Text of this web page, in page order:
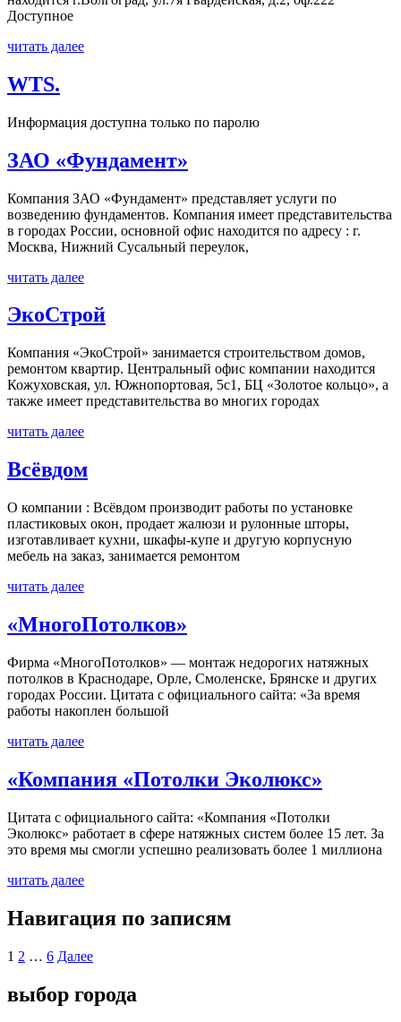
Доступное
читать далее
WTS.
Информация доступна только по паролю
ЗАО «Фундамент»
Компания ЗАО «Фундамент» представляет услуги по
возведению фундаментов. Компания имеет представительства
в городах России, основной офис находится по адресу : г.
Москва, Нижний Сусальный переулок,
читать далее
ЭкоСтрой
Компания «ЭкоСтрой» занимается строительством домов,
ремонтом квартир. Центральный офис компании находится
Кожуховская, ул. Южнопортовая, 5с1, БЦ «Золотое кольцо», а
также имеет представительства во многих городах
читать далее
Всёвдом
О компании : Всёвдом производит работы по установке
пластиковых окон, продает жалюзи и рулонные шторы,
изготавливает кухни, шкафы-купе и другую корпусную
мебель на заказ, занимается ремонтом
читать далее
«МногоПотолков»
Фирма «МногоПотолков» — монтаж недорогих натяжных
потолков в Краснодаре, Орле, Смоленске, Брянске и других
городах России. Цитата с официального сайта: «За время
работы накоплен большой
читать далее
«Компания «Потолки Эколюкс»
Цитата с официального сайта: «Компания «Потолки
Эколюкс» работает в сфере натяжных систем более 15 лет. За
это время мы смогли успешно реализовать более 1 миллиона
читать далее
Навигация по записям
1 2 … 6 Далее
выбор города